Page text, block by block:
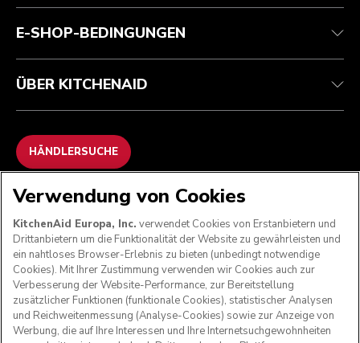
ODR
E-SHOP-BEDINGUNGEN
ÜBER KITCHENAID
HÄNDLERSUCHE
WIR AKZEPTIEREN
FOLGEN SIE UNS
Verwendung von Cookies
KitchenAid Europa, Inc. verwendet Cookies von Erstanbietern und
Drittanbietern um die Funktionalität der Website zu gewährleisten und
ein nahtloses Browser-Erlebnis zu bieten (unbedingt notwendige
Cookies). Mit Ihrer Zustimmung verwenden wir Cookies auch zur
Verbesserung der Website-Performance, zur Bereitstellung
zusätzlicher Funktionen (funktionale Cookies), statistischer Analysen
und Reichweitenmessung (Analyse-Cookies) sowie zur Anzeige von
Werbung, die auf Ihre Interessen und Ihre Internetsuchgewohnheiten